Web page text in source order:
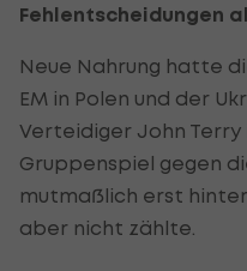
Fehlentscheidungen
Neue Nahrung hatte
EM in Polen und der
Verteidiger John
Gruppenspiel gegen
mutmaßlich erst
aber nicht zählte.